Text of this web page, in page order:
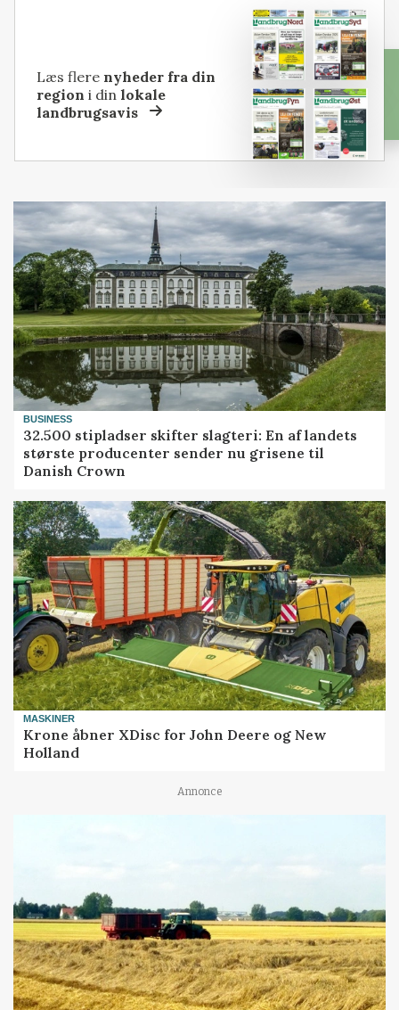
Læs flere nyheder fra din
region i dinlokale
landbrugsavis
BUSINESS
32.500 stipladser skifter slagteri: En af landets
største producenter sender nu grisene til
Danish Crown
MASKINER
Krone åbner XDisc for John Deere og New
Holland
Annonce